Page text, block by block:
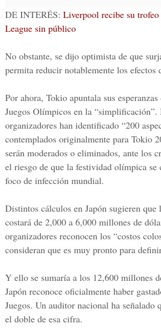
DE INTERÉS: Liverpool recibe su
League sin público
No obstante, se dijo optimista de que
permita reducir notablemente los efectos
Por ahora, Tokio apuntala sus
Juegos Olímpicos en la “simplificación”.
organizadores han identificado “200
contemplados originalmente para Tokio
serán moderados o eliminados, ante los
el riesgo de que la festividad olímpica se
foco de infección mundial.
Distintos cálculos en Japón sugieren que
costará de 2,000 a 6,000 millones de
organizadores reconocen los “costos
consideran que es muy pronto para
Y ello se sumaría a los 12,600 millones
Japón reconoce oficialmente haber
Juegos. Un auditor nacional ha señalado
el doble de esa cifra.